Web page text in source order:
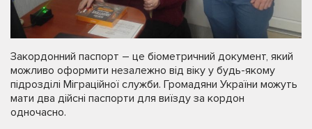
Закордонний паспорт – це біометричний документ, який
можливо оформити незалежно від віку у будь-якому
підрозділі Міграційної служби. Громадяни України можуть
мати два дійсні паспорти для виїзду за кордон
одночасно.